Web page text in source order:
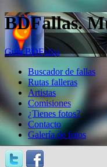
BDFallas.
Guía BDFallas
Buscador de fallas
Rutas falleras
Artistas
Comisiones
¿Tienes fotos?
Contacto
Galería de fotos